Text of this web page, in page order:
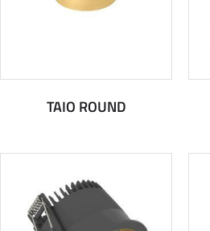
TAIO ROUND